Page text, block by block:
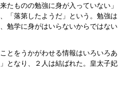
たものの勉強に身が入っていない」
「落第したようだ」という。勉強は
勉学に身がはいらないからではない
とをうかがわせる情報はいろいろあ
となり、２人は結ばれた。皇太子妃